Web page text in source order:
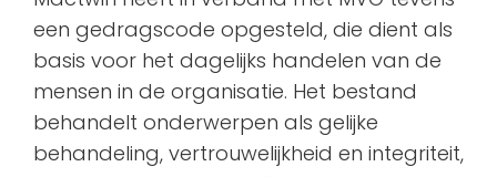
een gedragscode opgesteld, die dient als
basis voor het dagelijks handelen van de
mensen in de organisatie. Het bestand
behandelt onderwerpen als gelijke
behandeling, vertrouwelijkheid en integriteit,